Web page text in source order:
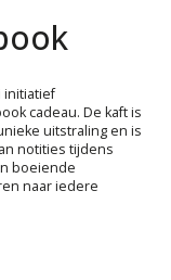
initiatief
cadeau. De kaft is
uitstraling en is
notities tijdens
boeiende
naar iedere